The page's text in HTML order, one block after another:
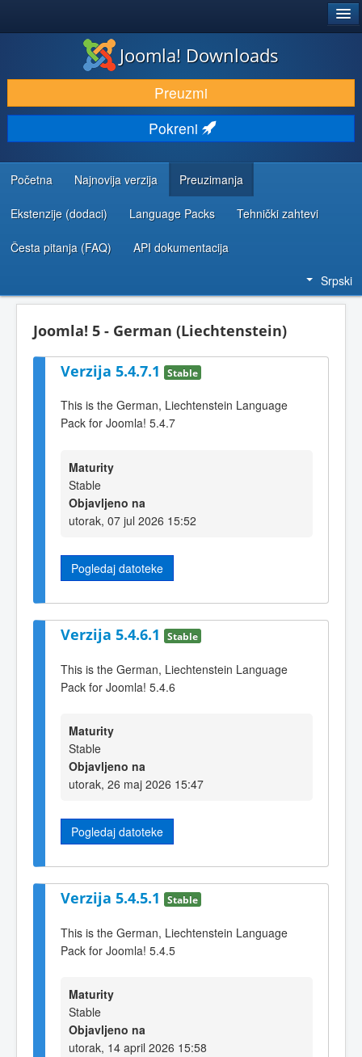
PREUZIMANJE I PROŠIRENJA (EKSTENZIJE)
OTKRIJTE I NAUČITE
ZAJEDNICA I PODRŠKA
RESURSI ZA RAZVOJ
Joomla! Downloads
Preuzmi
Pokreni
Početna Najnovija verzija Preuzimanja
Ekstenzije (dodaci) Language Packs Tehnički zahtevi
Česta pitanja (FAQ) API dokumentacija
Srpski
Joomla! 5 - German (Liechtenstein)
Verzija 5.4.7.1 Stable
This is the German, Liechtenstein Language
Pack for Joomla! 5.4.7
Maturity
Stable
Objavljeno na
utorak, 07 jul 2026 15:52
Pogledaj datoteke
Verzija 5.4.6.1 Stable
This is the German, Liechtenstein Language
Pack for Joomla! 5.4.6
Maturity
Stable
Objavljeno na
utorak, 26 maj 2026 15:47
Pogledaj datoteke
Verzija 5.4.5.1 Stable
This is the German, Liechtenstein Language
Pack for Joomla! 5.4.5
Maturity
Stable
Objavljeno na
utorak, 14 april 2026 15:58